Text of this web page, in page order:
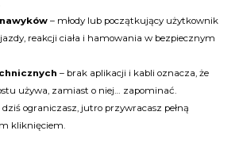
– młody lub początkujący użytkownik
reakcji ciała i hamowania w bezpiecznym
– brak aplikacji i kabli oznacza, że
używa, zamiast o niej… zapominać.
dziś ograniczasz, jutro przywracasz pełną
kliknięciem.